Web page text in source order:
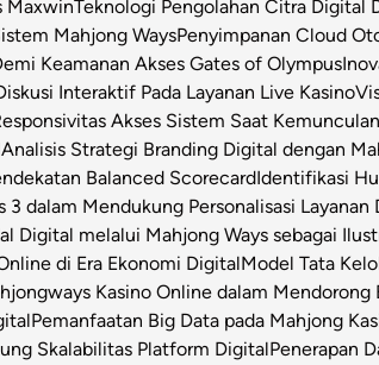
MaxwinTeknologi Pengolahan Citra Digital
Mahjong WaysPenyimpanan Cloud
Keamanan Akses Gates of Olympus
Interaktif Pada Layanan Live Kasino
Akses Sistem Saat
Analisis Strategi Branding Digital dengan
Balanced ScorecardIdentifikasi
dalam Mendukung Personalisasi Layanan
Digital melalui Mahjong Ways sebagai
di Era Ekonomi DigitalModel Tata
Kasino Online dalam
Pemanfaatan Big Data pada Mahjong
Skalabilitas Platform DigitalPenerapan